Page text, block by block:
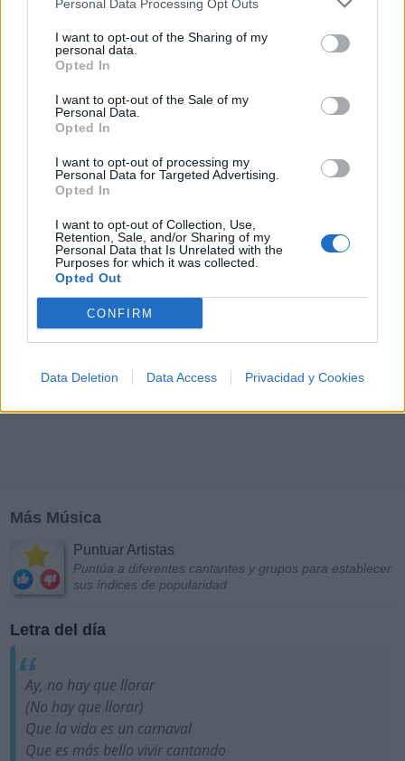
Personal Data Processing Opt Outs
I want to opt-out of the Sharing of my
personal data.
Opted In
I want to opt-out of the Sale of my
Personal Data.
Opted In
I want to opt-out of processing my
Personal Data for Targeted Advertising.
Opted In
I want to opt-out of Collection, Use,
Retention, Sale, and/or Sharing of my
Personal Data that Is Unrelated with the
Purposes for which it was collected.
Opted Out
CONFIRM
Data Deletion Data Access Privacidad y Cookies
esta colección para tu próxima noche estrellada!
Letras Top Artistas
B C D E F G H K
Z #
Más Música
Puntuar Artistas
Puntúa a diferentes cantantes y grupos para establecer
sus índices de popularidad
Letra del día
Ay, no hay que llorar
(No hay que llorar)
Que la vida es un carnaval
Que es más bello vivir cantando